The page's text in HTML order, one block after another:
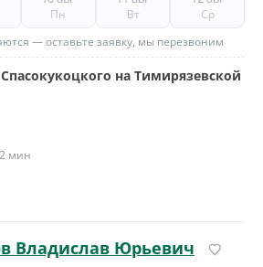
Пн Вт
Ср
— оставьте заявку, мы перезвоним
на Тимирязевской
мин
Владислав Юрьевич